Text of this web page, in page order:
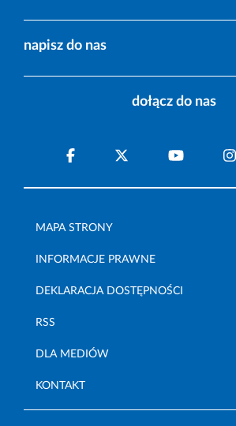
napisz do nas
dołącz do nas
MAPA STRONY
INFORMACJE PRAWNE
DEKLARACJA DOSTĘPNOŚCI
RSS
DLA MEDIÓW
KONTAKT